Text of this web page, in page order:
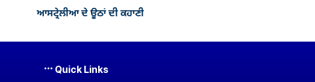
ਆਸਟ੍ਰੇਲੀਆ ਦੇ ਊਠਾਂ ਦੀ ਕਹਾਣੀ
Quick Links